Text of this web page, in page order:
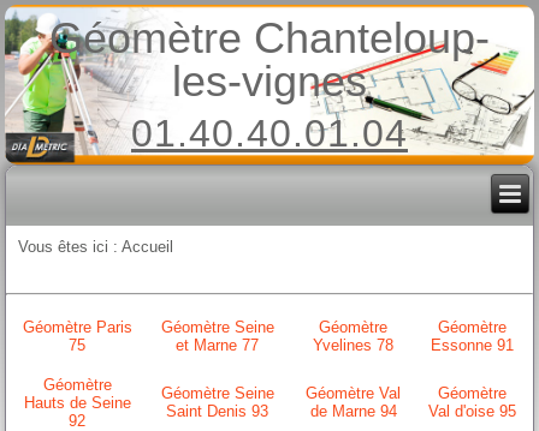
Géomètre Chanteloup-
les-vignes
01.40.40.01.04
Vous êtes ici :Accueil
Géomètre Paris
75
Géomètre Seine
et Marne 77
Géomètre
Yvelines 78
Géomètre
Essonne 91
Géomètre
Hauts de Seine
92
Géomètre Seine
Saint Denis 93
Géomètre Val
de Marne 94
Géomètre
Val d'oise 95